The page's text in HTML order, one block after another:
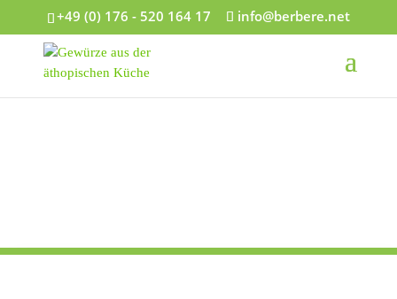
+49 (0) 176 - 520 164 17 info@berbere.net